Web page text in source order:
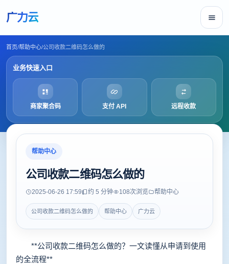
广力云
首页/帮助中心/公司收款二维码怎么做的
业务快速入口
商家聚合码 支付 API 远程收款
帮助中心
公司收款二维码怎么做的
2025-06-26 17:59 约 5 分钟 108次浏览 帮助中心
公司收款二维码怎么做的 帮助中心 广力云
**公司收款二维码怎么做的？一文读懂从申请到使用
的全流程**